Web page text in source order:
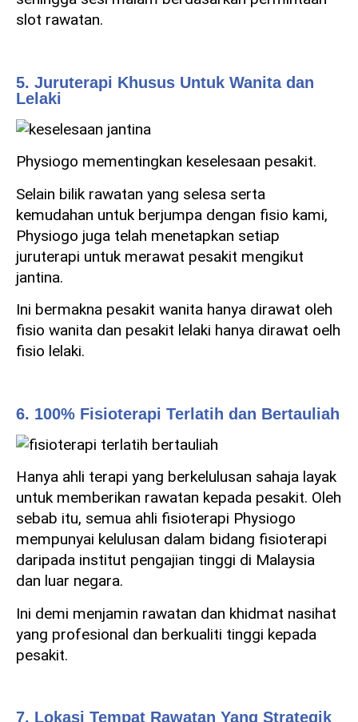
slot rawatan.
5. Juruterapi Khusus Untuk Wanita dan
Lelaki
Physiogo mementingkan keselesaan pesakit.
Selain bilik rawatan yang selesa serta
kemudahan untuk berjumpa dengan fisio kami,
Physiogo juga telah menetapkan setiap
juruterapi untuk merawat pesakit mengikut
jantina.
Ini bermakna pesakit wanita hanya dirawat oleh
fisio wanita dan pesakit lelaki hanya dirawat oelh
fisio lelaki.
6. 100% Fisioterapi Terlatih dan Bertauliah
Hanya ahli terapi yang berkelulusan sahaja layak
untuk memberikan rawatan kepada pesakit. Oleh
sebab itu, semua ahli fisioterapi Physiogo
mempunyai kelulusan dalam bidang fisioterapi
daripada institut pengajian tinggi di Malaysia
dan luar negara.
Ini demi menjamin rawatan dan khidmat nasihat
yang profesional dan berkualiti tinggi kepada
pesakit.
7. Lokasi Tempat Rawatan Yang Strategik